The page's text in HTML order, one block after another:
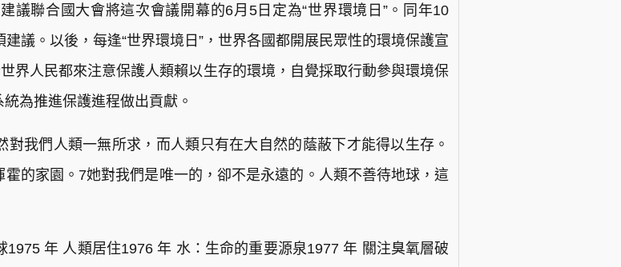
議聯合國大會將這次會議開幕的6月5日定為“世界環境日”。同年10
議。以後，每逢“世界環境日”，世界各國都開展民眾性的環境保護宣
界人民都來注意保護人類賴以生存的環境，自覺採取行動參與環境保
為推進保護進程做出貢獻。
我們人類一無所求，而人類只有在大自然的蔭蔽下才能得以生存。
的家園。7她對我們是唯一的，卻不是永遠的。人類不善待地球，這
1975 年 人類居住1976 年 水：生命的重要源泉1977 年 關注臭氧層破